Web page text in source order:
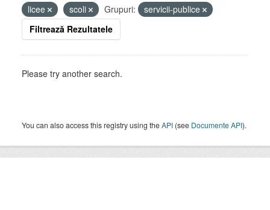
licee
scoli Grupuri:
servicii-publice
Filtrează Rezultatele
Please try another search.
You can also access this registry using theAPI (see Documente API).